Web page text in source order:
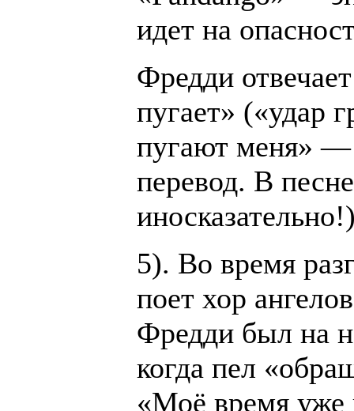
идет на
Фредди
пугает» («удар
пугают меня» —
перевод. В
5). Во время
поет хор
Фредди был на
когда пел
«Моё время уже